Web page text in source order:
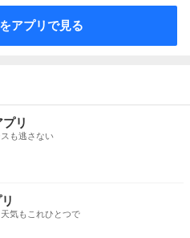
アプリで見る
リ
も逃さない
気もこれひとつで